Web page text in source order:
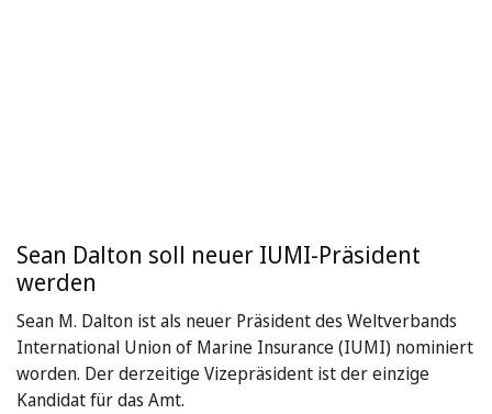
Sean Dalton soll neuer IUMI-Präsident
werden
Sean M. Dalton ist als neuer Präsident des Weltverbands
International Union of Marine Insurance (IUMI) nominiert
worden. Der derzeitige Vizepräsident ist der einzige
Kandidat für das Amt.